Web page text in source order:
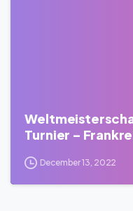
Turnier –
December 13, 2022